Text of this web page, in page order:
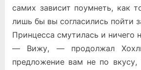
самих зависит поумнеть, как
лишь бы вы согласились пойти
Принцесса смутилась и ничего
— Вижу, — продолжал
предложение вам не по вкусу,